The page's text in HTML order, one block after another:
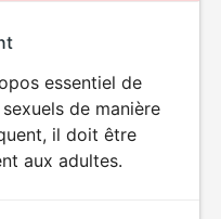
essentiel de
de manière
il doit être
aux adultes.